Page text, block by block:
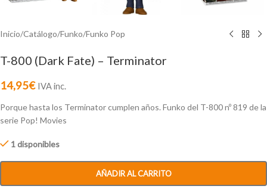
Inicio/Catálogo/Funko/Funko Pop
T-800 (Dark Fate) – Terminator
14,95€ IVA inc.
Porque hasta los Terminator cumplen años. Funko del T-800 nº 819 de la
serie Pop! Movies
1 disponibles
AÑADIR AL CARRITO